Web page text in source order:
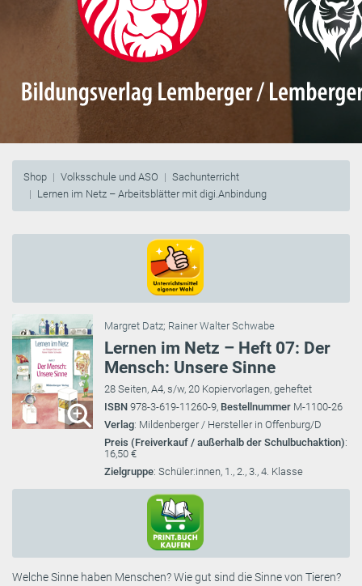
Shop Volksschule und ASO
Sachunterricht
Lernen im Netz – Arbeitsblätter mit digi.Anbindung
Margret Datz; Rainer Walter Schwabe
Lernen im Netz – Heft 07: Der
Mensch: Unsere Sinne
28 Seiten, A4, s/w, 20 Kopiervorlagen, geheftet
ISBN 978-3-619-11260-9, Bestellnummer M-1100-26
Verlag: Mildenberger / Hersteller in Offenburg/D
Preis (Freiverkauf / außerhalb der Schulbuchaktion):
16,50 €
Zielgruppe: Schüler:innen, 1., 2., 3., 4. Klasse
Welche Sinne haben Menschen? Wie gut sind die Sinne von Tieren?